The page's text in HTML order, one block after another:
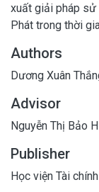
xuất giải pháp sử
Phát trong thời
Authors
Dương Xuân
Advisor
Nguyễn Thị Bảo
Publisher
Học viện Tài chính